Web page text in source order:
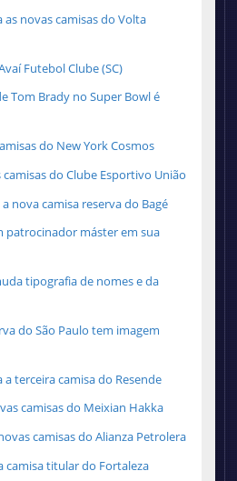
as novas camisas do Volta
Futebol Clube (SC)
Tom Brady no Super Bowl é
do New York Cosmos
do Clube Esportivo União
nova camisa reserva do Bagé
patrocinador máster em sua
tipografia de nomes e da
do São Paulo tem imagem
a terceira camisa do Resende
camisas do Meixian Hakka
camisas do Alianza Petrolera
camisa titular do Fortaleza